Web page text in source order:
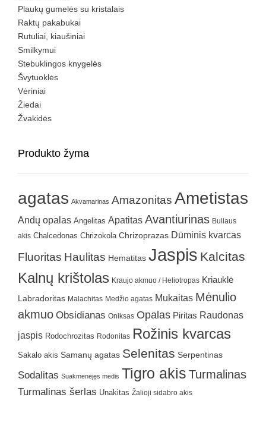
Plaukų gumelės su kristalais
Raktų pakabukai
Rutuliai, kiaušiniai
Smilkymui
Stebuklingos knygelės
Švytuoklės
Vėriniai
Žiedai
Žvakidės
Produkto žyma
agatas Akvamarinas Amazonitas Ametistas
Andų opalas Angelitas Apatitas Avantiurinas Buliaus
akis Chalcedonas Chrizokola Chrizoprazas Dūminis kvarcas
Fluoritas Haulitas Hematitas Jaspis Kalcitas
Kalnų krištolas Kraujo akmuo / Heliotropas Kriauklė
Labradoritas Malachitas Medžio agatas Mukaitas Mėnulio
akmuo Obsidianas Oniksas Opalas Piritas Raudonas
jaspis Rodochrozitas Rodonitas Rožinis kvarcas
Sakalo akis Samanų agatas Selenitas Serpentinas
Sodalitas Suakmenėjęs medis Tigro akis Turmalinas
Turmalinas šerlas Unakitas Žalioji sidabro akis